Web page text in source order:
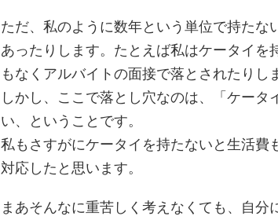
ただ、私のように数年という単位で持たな
あったりします。たとえば私はケータイを
もなくアルバイトの面接で落とされたりし
しかし、ここで落とし穴なのは、「ケー
い、ということです。
私もさすがにケータイを持たないと生活費
対応したと思います。
まあそんなに重苦しく考えなくても、自